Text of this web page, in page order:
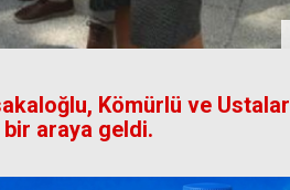
Kömürlü ve Ustalar
araya geldi.